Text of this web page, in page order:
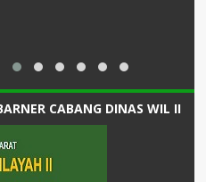
CABANG DINAS WIL II